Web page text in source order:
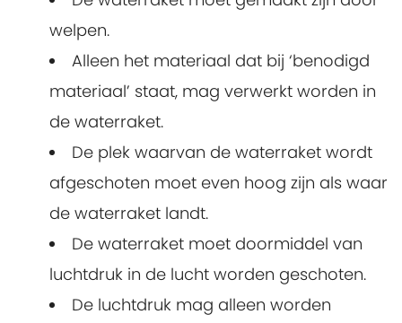
welpen.
Alleen het materiaal dat bij ‘benodigd
materiaal’ staat, mag verwerkt worden in
de waterraket.
De plek waarvan de waterraket wordt
afgeschoten moet even hoog zijn als waar
de waterraket landt.
De waterraket moet doormiddel van
luchtdruk in de lucht worden geschoten.
De luchtdruk mag alleen worden